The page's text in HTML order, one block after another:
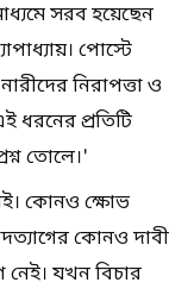
সরব হয়েছেন
পোস্টে
নিরাপত্তা ও
ধরনের প্রতিটি
তোলে।'
কোনও ক্ষোভ
কোনও দাবী
যখন বিচার